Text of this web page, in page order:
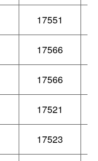
17551
17566
17566
17521
17523